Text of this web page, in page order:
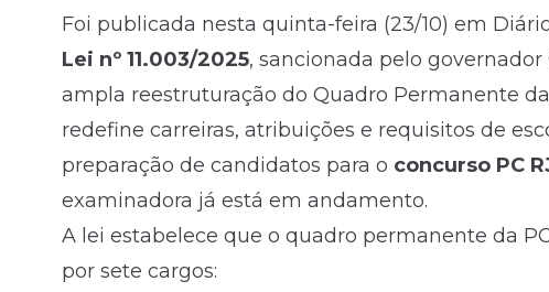
Foi publicada nesta quinta-feira (23/10) em
Lei nº 11.003/2025, sancionada pelo
ampla reestruturação do Quadro Permanente
redefine carreiras, atribuições e requisitos de
preparação de candidatos para o concurso PC
examinadora já está em andamento.
A lei estabelece que o quadro permanente da
por sete cargos: